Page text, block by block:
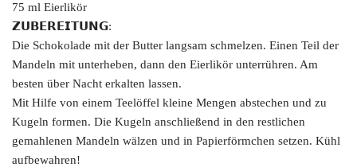
75 ml Eierlikör
𝗭𝗨𝗕𝗘𝗥𝗘𝗜𝗧𝗨𝗡𝗚:
Die Schokolade mit der Butter langsam schmelzen. Einen Teil der
Mandeln mit unterheben, dann den Eierlikör unterrühren. Am
besten über Nacht erkalten lassen.
Mit Hilfe von einem Teelöffel kleine Mengen abstechen und zu
Kugeln formen. Die Kugeln anschließend in den restlichen
gemahlenen Mandeln wälzen und in Papierförmchen setzen. Kühl
aufbewahren!